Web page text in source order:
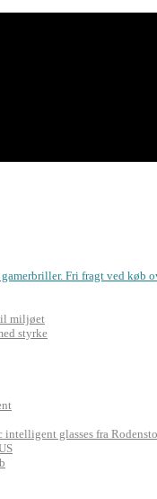
Fri fragt ved køb
miljøet
styrke
glasses fra